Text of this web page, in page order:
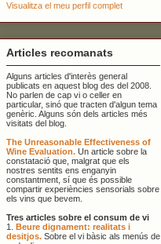
Visualitza el meu perfil complet
Articles recomanats
Alguns articles d'interès general
publicats en aquest blog des del 2008.
No parlen de cap vi o celler en
particular, sinó que tracten d'algun tema
genèric. Alguns són dels articles més
visitats del blog.
The Unreasonable Effectiveness of
Wine Evaluation. Un article sobre la
constatació que, malgrat que els
nostres sentits ens enganyin
constantment, sí que és possible
compartir experiències sensorials sobre
els vins que bevem.
Tres articles sobre el consum de vi
1. Beure dignament: realitats i
desitjos. Sobre el vi bàsic als menús de